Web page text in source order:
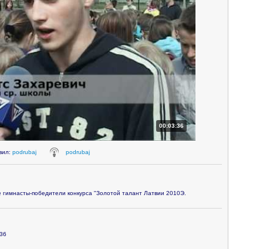
00:03:36
: podrubaj podrubaj
победители конкурса "Золотой талант Латвии 2010Э.